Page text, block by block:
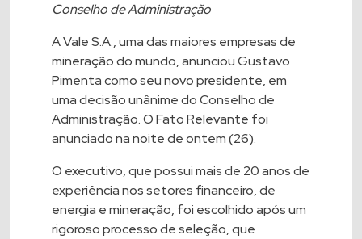
Conselho de Administração
A Vale S.A., uma das maiores empresas de
mineração do mundo, anunciou Gustavo
Pimenta como seu novo presidente, em
uma decisão unânime do Conselho de
Administração. O Fato Relevante foi
anunciado na noite de ontem (26).
O executivo, que possui mais de 20 anos de
experiência nos setores financeiro, de
energia e mineração, foi escolhido após um
rigoroso processo de seleção, que